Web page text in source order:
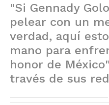
"Si Gennady
pelear con un
verdad, aquí
mano para
honor de
través de sus